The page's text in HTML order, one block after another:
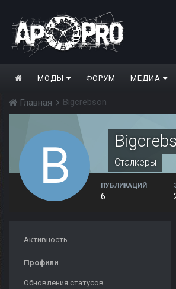
МОДЫ ФОРУМ МЕДИА
Главная Bigcrebson
Сталкеры
ПУБЛИКАЦИЙ
6
Активность
Профили
Обновления статусов